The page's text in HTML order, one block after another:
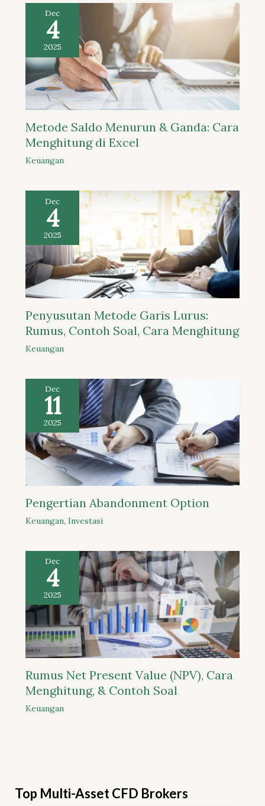
Dec
4
2025
Metode Saldo Menurun & Ganda: Cara
Menghitung di Excel
Keuangan
Dec
4
2025
Penyusutan Metode Garis Lurus:
Rumus, Contoh Soal, Cara Menghitung
Keuangan
Dec
11
2025
Pengertian Abandonment Option
Keuangan, Investasi
Dec
4
2025
Rumus Net Present Value (NPV), Cara
Menghitung, & Contoh Soal
Keuangan
Top Multi-Asset CFD Brokers